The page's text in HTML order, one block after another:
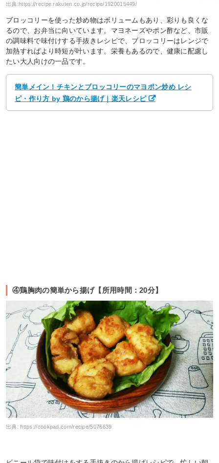
出典:https://recipe.rakuten.co.jp/recipe/1920015449/
ブロッコリーを使った炒め物はボリュームもあり、彩りも良くな
るので、お弁当に向いています。マヨネーズやポン酢など、市販
の調味料で味付けする手抜きレシピで、ブロッコリーはレンジで
加熱すればより時短が叶います。栄養もあるので、健康に配慮し
たい大人向けの一品です。
簡単メイン！チキンとブロッコリーのマヨポン炒め レシ
ピ・作り方 by 鶏のから揚げ｜楽天レシピ
④鶏胸肉の簡単から揚げ【所用時間：20分】
出典:https://cookpad.com/recipe/5076639